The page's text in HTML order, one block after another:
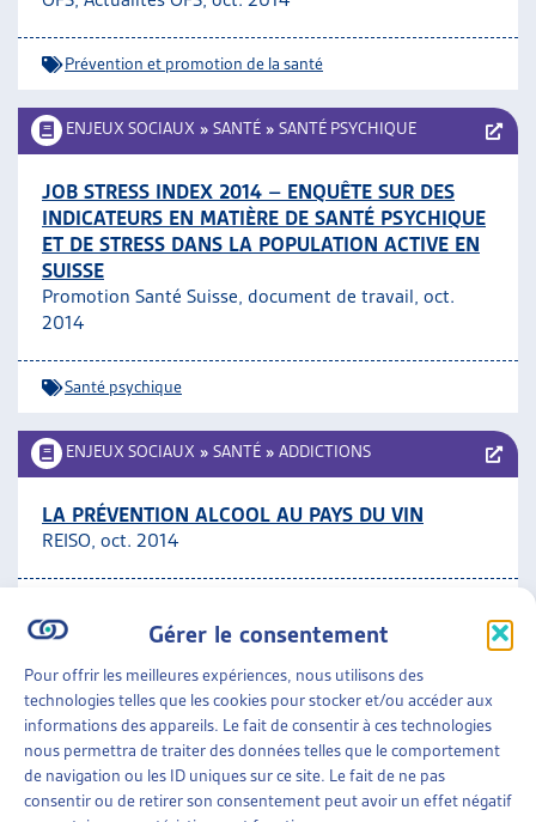
Gérer le consentement
Pour offrir les meilleures expériences, nous utilisons des
technologies telles que les cookies pour stocker et/ou accéder aux
informations des appareils. Le fait de consentir à ces technologies
nous permettra de traiter des données telles que le comportement
de navigation ou les ID uniques sur ce site. Le fait de ne pas
consentir ou de retirer son consentement peut avoir un effet négatif
Prévention et promotion de la santé
ENJEUX SOCIAUX » SANTÉ » SANTÉ PSYCHIQUE
JOB STRESS INDEX 2014 – ENQUÊTE SUR DES
INDICATEURS EN MATIÈRE DE SANTÉ PSYCHIQUE
ET DE STRESS DANS LA POPULATION ACTIVE EN
SUISSE
Promotion Santé Suisse, document de travail, oct.
2014
Santé psychique
ENJEUX SOCIAUX » SANTÉ » ADDICTIONS
LA PRÉVENTION ALCOOL AU PAYS DU VIN
REISO, oct. 2014
ENJEUX SOCIAUX»SANTÉ»GÉNÉRALITÉS
EHEALTH SUISSE – ORGANE DE COORDINATION
CYBERSANTÉ CONFÉDÉRATION-CANTONS
Confédération-CDS, site internet